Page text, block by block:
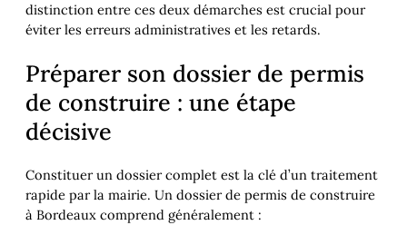
distinction entre ces deux démarches est crucial pour
éviter les erreurs administratives et les retards.
Préparer son dossier de permis
de construire : une étape
décisive
Constituer un dossier complet est la clé d’un traitement
rapide par la mairie. Un dossier de permis de construire
à Bordeaux comprend généralement :